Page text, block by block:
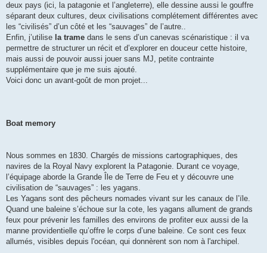
deux pays (ici, la patagonie et l’angleterre), elle dessine aussi le gouffre
séparant deux cultures, deux civilisations complétement différentes avec
les “civilisés” d’un côté et les “sauvages” de l’autre..
Enfin, j’utilise la trame dans le sens d’un canevas scénaristique : il va
permettre de structurer un récit et d’explorer en douceur cette histoire,
mais aussi de pouvoir aussi jouer sans MJ, petite contrainte
supplémentaire que je me suis ajouté.
Voici donc un avant-goût de mon projet...
Boat memory
Nous sommes en 1830. Chargés de missions cartographiques, des
navires de la Royal Navy explorent la Patagonie. Durant ce voyage,
l’équipage aborde la Grande Île de Terre de Feu et y découvre une
civilisation de “sauvages” : les yagans.
Les Yagans sont des pêcheurs nomades vivant sur les canaux de l’ïle.
Quand une baleine s’échoue sur la cote, les yagans allument de grands
feux pour prévenir les familles des environs de profiter eux aussi de la
manne providentielle qu’offre le corps d’une baleine. Ce sont ces feux
allumés, visibles depuis l'océan, qui donnèrent son nom à l'archipel.